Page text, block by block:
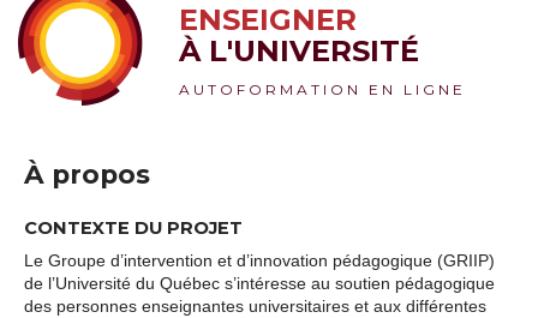
ENSEIGNER
À L'UNIVERSITÉ
AUTOFORMATION EN LIGNE
À propos
CONTEXTE DU PROJET
Le Groupe d’intervention et d’innovation pédagogique (GRIIP)
de l’Université du Québec s’intéresse au soutien pédagogique
des personnes enseignantes universitaires et aux différentes